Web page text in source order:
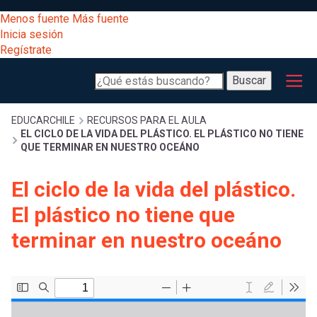
al
contenido
principal
[Educarchile
Escritorio]
Menú
entrar
a
mi
Menos fuente Más fuente
Inicia sesión
Regístrate
Buscar
Buscar
Menú
principal
Desarrollo
Expand
Gestión
curricular
Comunidad
Expand
Exploración
Expand
[Educarchile
sesión
Regístrate
Sobrescribir
enlaces
de
a
EDUCARCHILE
RECURSOS PARA EL AULA
EL CICLO DE LA VIDA DEL PLÁSTICO. EL PLÁSTICO NO TIENE
QUE TERMINAR EN NUESTRO OCEÁNO
El ciclo de la vida del plástico.
El plástico no tiene que
terminar en nuestro oceáno
registrarte.
Inicia sesión.